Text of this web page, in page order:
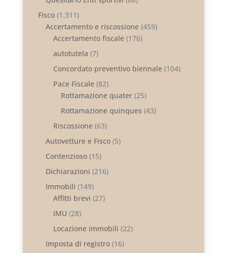
Fisco(1.311)
Accertamento e riscossione(459)
Accertamento fiscale(176)
autotutela (7)
Concordato preventivo biennale(104)
Pace Fiscale(82)
Rottamazione quater(25)
Rottamazione quinques (43)
Riscossione(63)
Autovetture e Fisco(5)
Contenzioso(15)
Dichiarazioni (216)
Immobili (149)
Affitti brevi (27)
IMU (28)
Locazione immobili (22)
Imposta di registro(16)